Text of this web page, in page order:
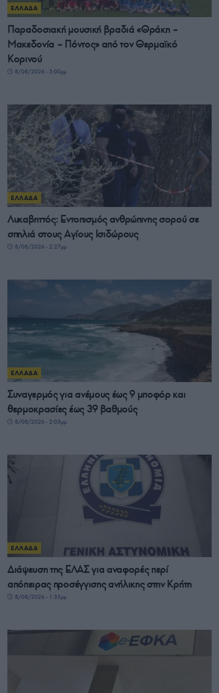
ΕΛΛΑΔΑ
Παραδοσιακή μουσική βραδιά «Θράκη –
Μακεδονία – Πόντος» από τον Θερμαϊκό
Κορινού
8/08/2026 - 3:00μμ
ΕΛΛΑΔΑ
Λυκαβηττός: Εντοπισμός ανθρώπινης σορού σε
σπηλιά στους Αγίους Ισιδώρους
8/08/2026 - 2:27μμ
ΕΛΛΑΔΑ
Συναγερμός για ανέμους έως 9 μποφόρ και
θερμοκρασίες έως 39 βαθμούς
8/08/2026 - 2:03μμ
ΕΛΛΑΔΑ
Διάψευση της ΕΛΑΣ για αναφορές περί
απόπειρας προσέγγισης ανήλικης στην Κρήτη
8/08/2026 - 1:35μμ